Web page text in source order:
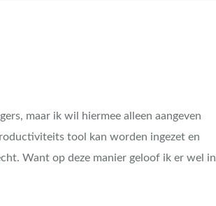
maar ik wil hiermee alleen aangeven
tool kan worden ingezet en
Want op deze manier geloof ik er wel in